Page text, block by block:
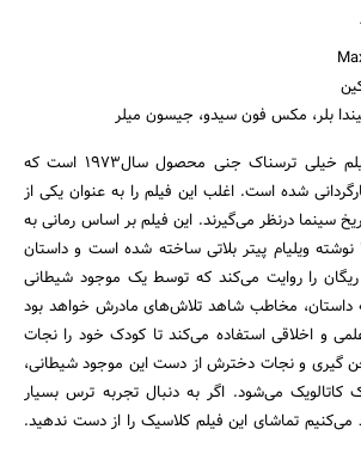
بلر، مکس فون سیدو، جیسون میلر
" The Exorcist" یک فیلم خیلی ترسناک جنی محصول سال1973 است که
شده است. اغلب این فیلم را به عنوان یکی از
سینما درنظر می‌گیرند. این فیلم بر اساس رمانی به
همین نام در سال 1971 نوشته ویلیام پیتر بلاتی ساخته شده است و داستان
نام ریگان را روایت می‌کند که توسط یک موجود شیطانی
داستان، مخاطب شاهد تلاش‌های مادرش خواهد بود
و اخلاقی استفاده می‌کند تا کودک خود را نجات
جن گیری و نجات دخترش از دست این موجود شیطانی،
می‌شود. اگر به دنبال تجربه ترس بسیار
تماشای این فیلم کلاسیک را از دست ندهید.